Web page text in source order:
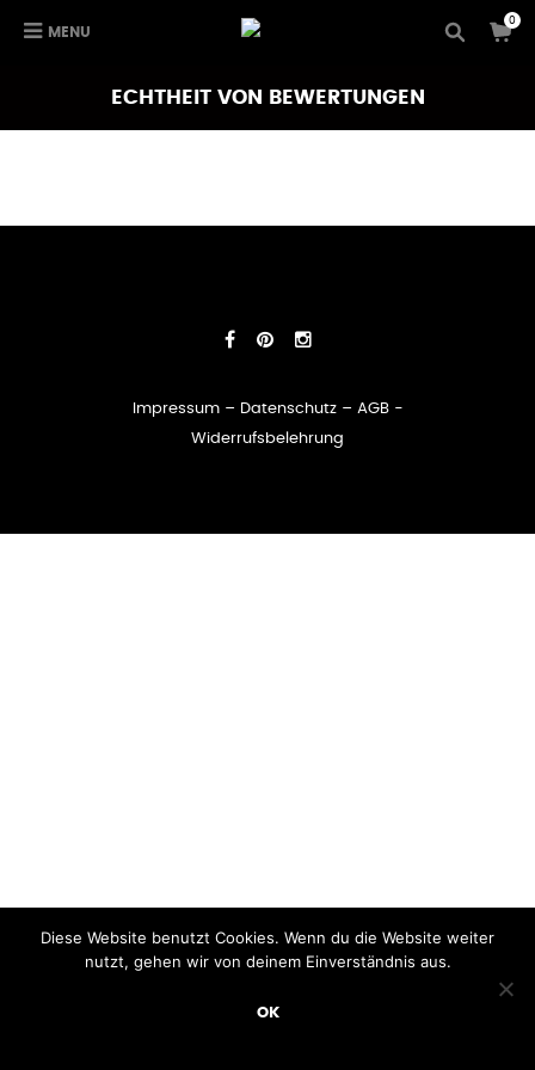
MENU
0
ECHTHEIT VON BEWERTUNGEN
Impressum – Datenschutz – AGB -
Widerrufsbelehrung
Diese Website benutzt Cookies. Wenn du die Website weiter
nutzt, gehen wir von deinem Einverständnis aus.
OK